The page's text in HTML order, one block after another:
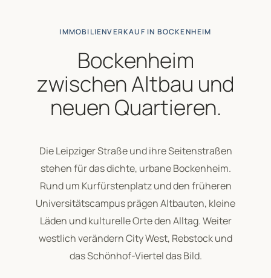
IMMOBILIENVERKAUF IN BOCKENHEIM
Bockenheim
zwischen Altbau und
neuen Quartieren.
Die Leipziger Straße und ihre Seitenstraßen
stehen für das dichte, urbane Bockenheim.
Rund um Kurfürstenplatz und den früheren
Universitätscampus prägen Altbauten, kleine
Läden und kulturelle Orte den Alltag. Weiter
westlich verändern City West, Rebstock und
das Schönhof-Viertel das Bild.